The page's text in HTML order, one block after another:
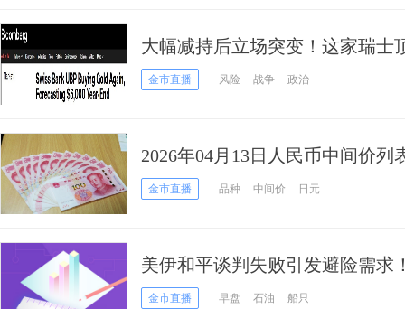
大幅减持后立场突变！这家瑞士
金 设金价触及6000美元的时间目
金市直播 风险 战争 政治
2026年04月13日人民币中间价列
金市直播 品种 中间价 日元
美伊和平谈判失败引发避险需求
美股期货重挫
金市直播 早盘 石油 船只